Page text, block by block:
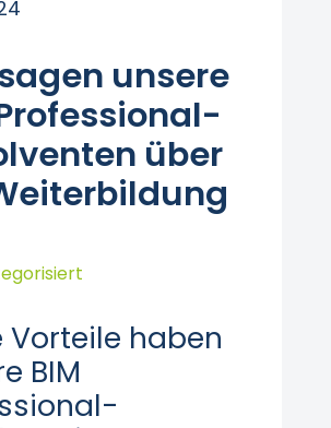
unsere
über
Vorteile haben
BIM